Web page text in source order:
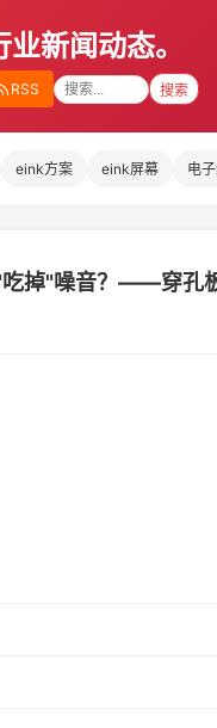
新闻动态。
RSS 搜索
eink方案 eink屏幕 电
吃掉"噪音？——穿孔